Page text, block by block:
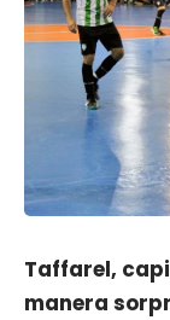
Taffarel,
manera